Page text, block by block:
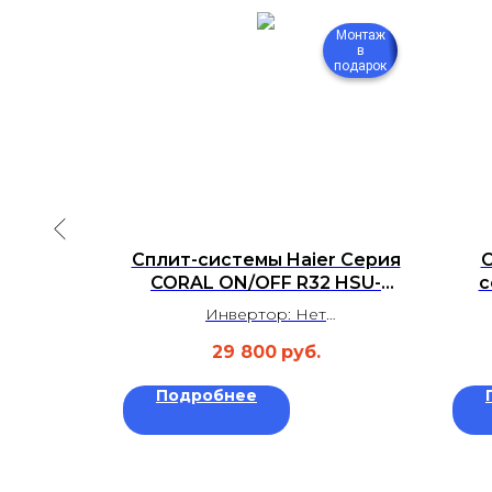
Монтаж
в
подарок
Сплит-системы Haier Серия
CORAL ON/OFF R32 HSU-
09HPL03/R3
Инвертор: Нет
Уровень шума: 27 дБ
Гарантия: 3 года
29 800 руб.
Подробнее